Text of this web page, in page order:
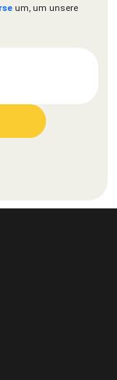
um, um unsere